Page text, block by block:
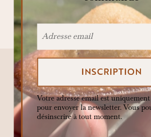
yaourt de brebis
Votre adresse email est
pour envoyer la newsletter. Vous
désinscrire à tout moment.